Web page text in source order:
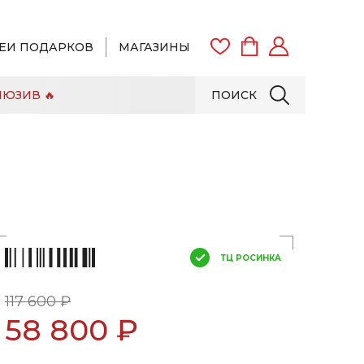
ПОДАРКОВ МАГАЗИНЫ
ПОИСК
🔥
ТЦ РОСИНКА
117 600 ₽
58 800 ₽